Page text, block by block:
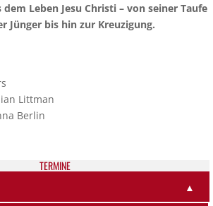
Leben Jesu Christi – von seiner Taufe
Jünger bis hin zur Kreuzigung.
Littman
Berlin
TER­MI­NE
▲